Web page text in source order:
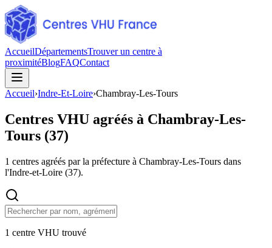
AccueilDépartementsTrouver un centre à
proximitéBlogFAQContact
Accueil›Indre-Et-Loire›Chambray-Les-Tours
Centres VHU agréés à Chambray-Les-
Tours (37)
1 centres agréés par la préfecture à Chambray-Les-Tours dans
l'Indre-et-Loire (37).
1 centre VHU trouvé